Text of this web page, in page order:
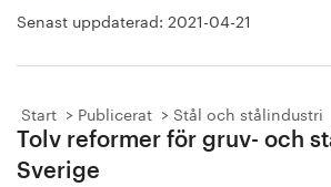
Senast uppdaterad: 2021-04-21
Start Publicerat Stål och stålindustri
Tolv reformer för gruv- och
Sverige